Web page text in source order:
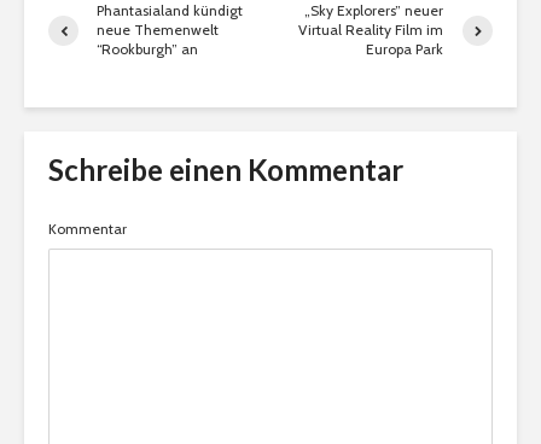
Phantasialand kündigt
neue Themenwelt
“Rookburgh” an
„Sky Explorers” neuer
Virtual Reality Film im
Europa Park
Schreibe einen Kommentar
Kommentar